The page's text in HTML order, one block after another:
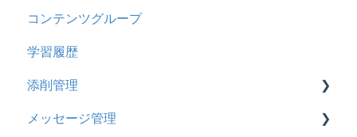
コンテンツ
CSV
ドキュメント
ビデオ
2024年8月アップデート
2024年5月アップデート
2023年12月アップデート
2023年11月アップデート
旧レイアウト
コース詳細設定の参考
ストレスチェック
CSVについて
ドキュメント
多言語表示
リンク
概要
問題について
ドリルについて
【問題・ドリル】の参考
コンテンツグループ
学習履歴
添削管理
概要
メッセージ管理